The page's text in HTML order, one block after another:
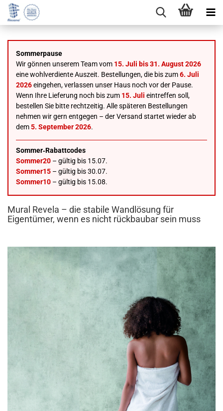
Sommerpause
Wir gönnen unserem Team vom 15. Juli bis 31. August 2026
eine wohlverdiente Auszeit. Bestellungen, die bis zum6. Juli
2026eingehen, verlassen unser Haus noch vor der Pause.
Wenn Ihre Lieferung noch bis zum 15. Juli eintreffen soll,
bestellen Sie bitte rechtzeitig. Alle späteren Bestellungen
nehmen wir gern entgegen – der Versand startet wieder ab
dem5. September 2026.
Sommer‑Rabattcodes
Sommer20 – gültig bis 15.07.
Sommer15 – gültig bis 30.07.
Sommer10 – gültig bis 15.08.
Mural Revela – die stabile Wandlösung für
Eigentümer, wenn es nicht rückbaubar sein muss